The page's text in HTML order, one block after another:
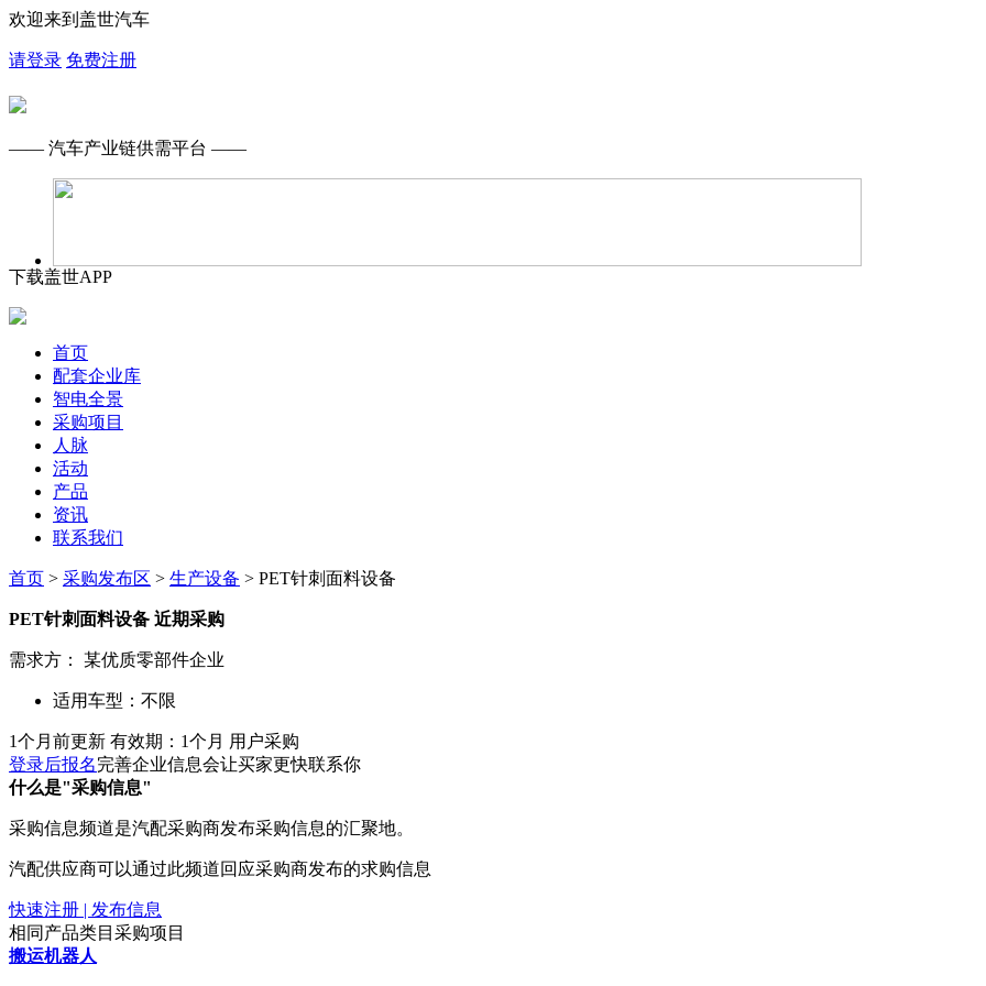
欢迎来到盖世汽车
请登录 免费注册
—— 汽车产业链供需平台 ——
下载盖世APP
首页
配套企业库
智电全景
采购项目
人脉
活动
产品
资讯
联系我们
首页 > 采购发布区 > 生产设备 > PET针刺面料设备
PET针刺面料设备 近期采购
需求方： 某优质零部件企业
适用车型： 不限
1个月前更新 有效期：1个月 用户采购
登录后报名完善企业信息会让买家更快联系你
什么是"采购信息"
采购信息频道是汽配采购商发布采购信息的汇聚地。
汽配供应商可以通过此频道回应采购商发布的求购信息
快速注册 | 发布信息
相同产品类目采购项目
搬运机器人